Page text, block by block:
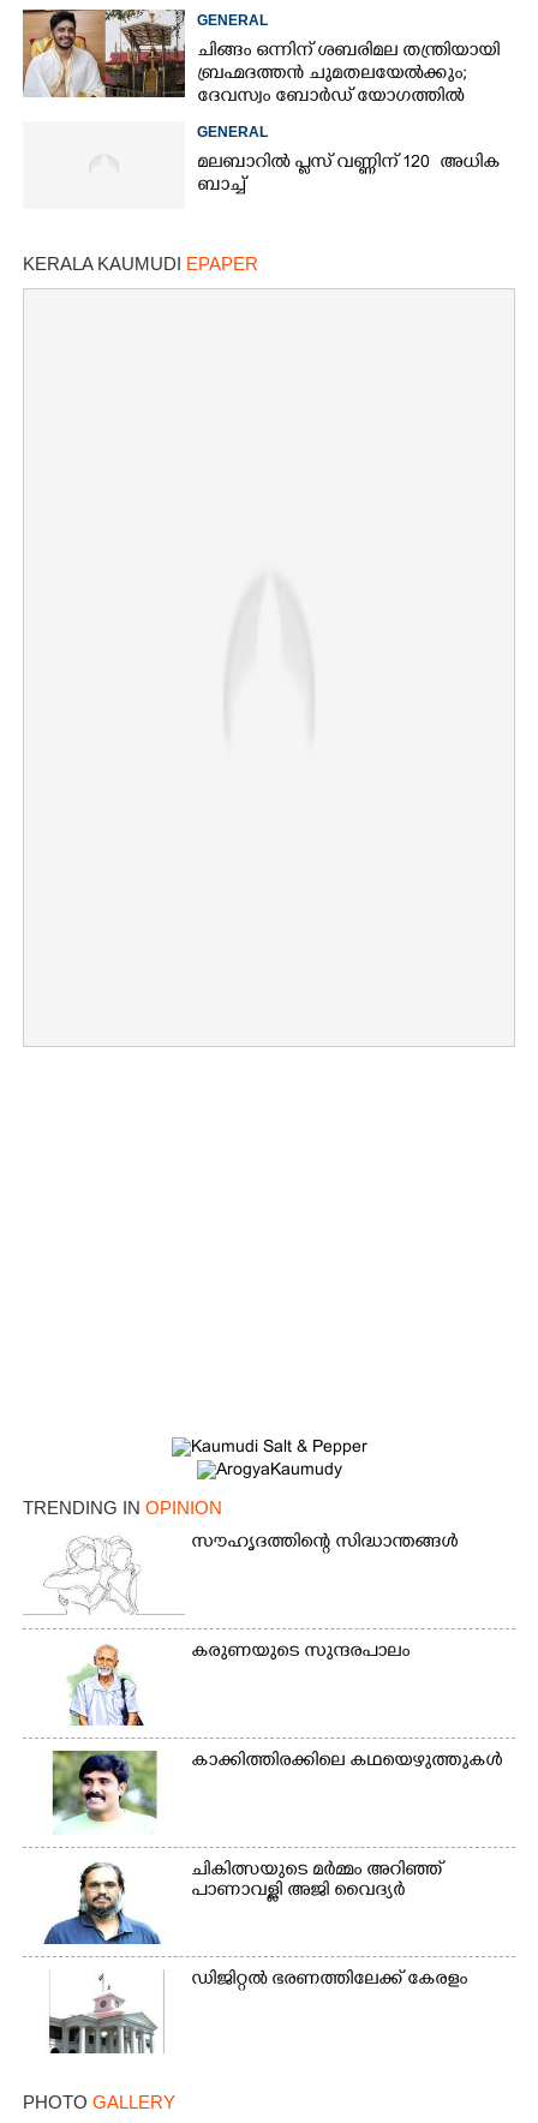
GENERAL
ചിങ്ങം ഒന്നിന് ശബരിമല തന്ത്രിയായി
ബ്രഹ്മദത്തൻ ചുമതലയേൽക്കും;
ദേവസ്വം ബോർഡ് യോഗത്തിൽ
തീരുമാനം
GENERAL
മലബാറിൽ പ്ലസ് വണ്ണിന് 120 അധിക
ബാച്ച്
KERALA KAUMUDI EPAPER
TRENDING IN OPINION
സൗഹൃദത്തിന്റെ സിദ്ധാന്തങ്ങൾ
കരുണയുടെ സുന്ദരപാലം
കാക്കിത്തിരക്കിലെ കഥയെഴുത്തുകൾ
ചികിത്സയുടെ മർമ്മം അറിഞ്ഞ്
പാണാവള്ളി അജി വൈദ്യർ
ഡിജിറ്റൽ ഭരണത്തിലേക്ക് കേരളം
PHOTO GALLERY